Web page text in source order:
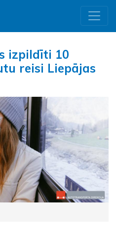
izpildīti 10
reisi Liepājas